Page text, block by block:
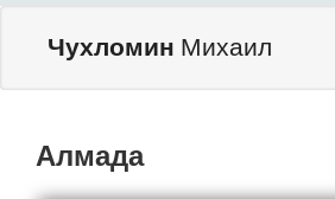
Чухломин Михаил
Алмада